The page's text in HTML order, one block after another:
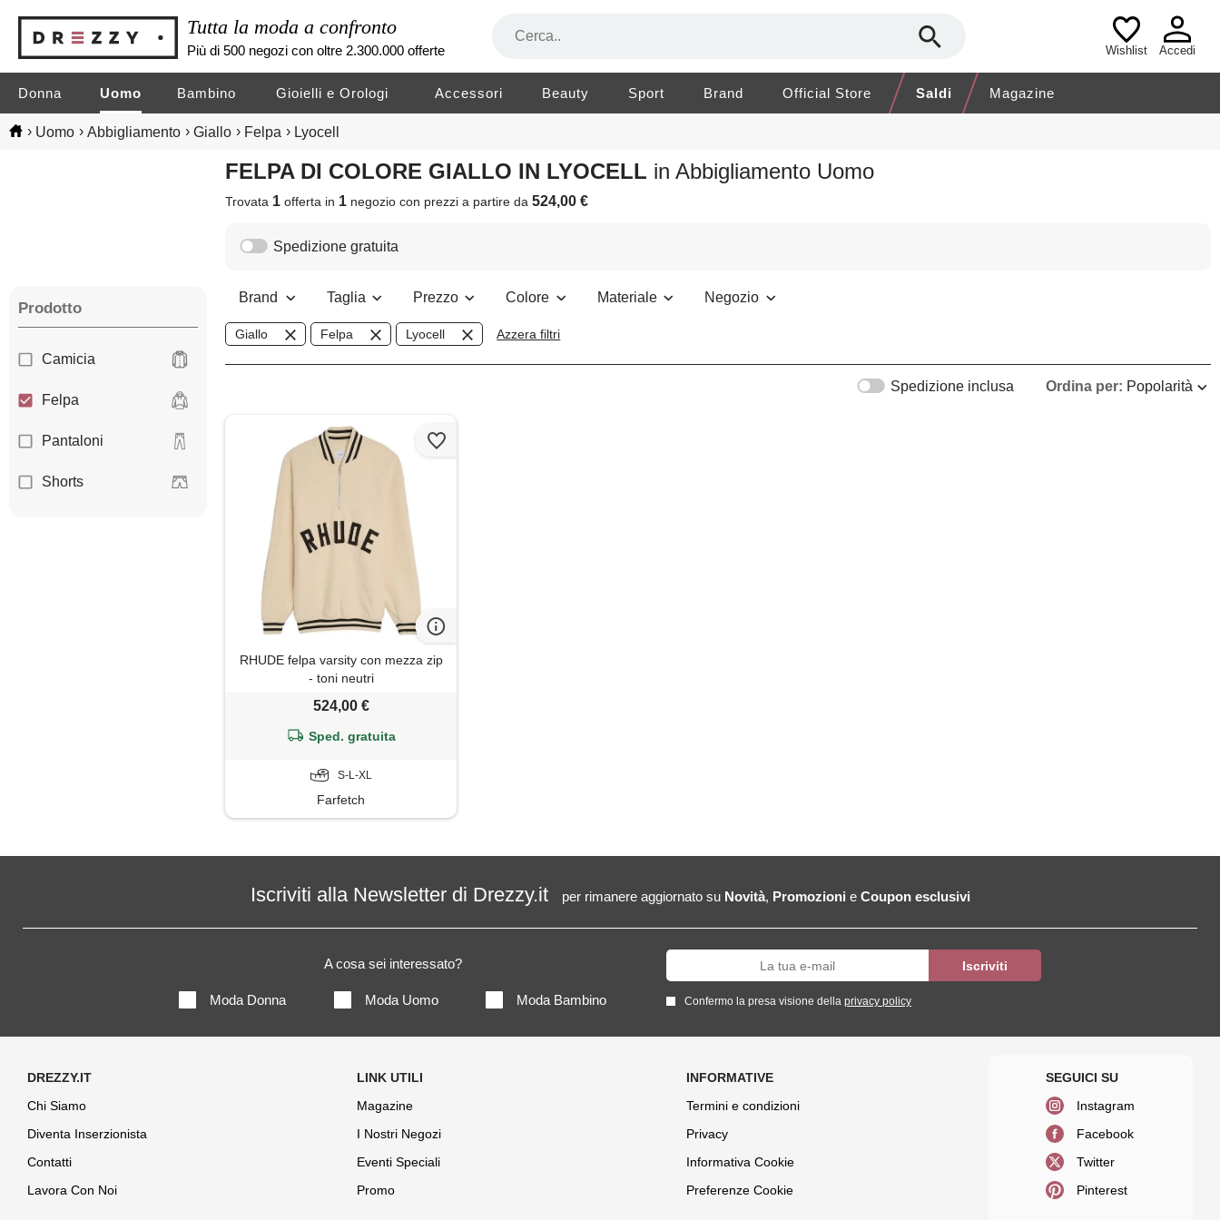
Tutta la moda a confronto
Più di 500 negozi con oltre 2.300.000 offerte Wishlist Accedi
Donna Uomo Bambino Gioielli e Orologi Accessori Beauty Sport Brand Official Store Saldi Magazine
› Uomo › Abbigliamento › Giallo › Felpa › Lyocell
FELPA DI COLORE GIALLO IN LYOCELL in Abbigliamento Uomo
Trovata 1 offerta in 1 negoziocon prezzi a partire da524,00 €
Prodotto
Camicia
Felpa
Pantaloni
Shorts
Spedizione gratuita
Brand Taglia Prezzo Colore Materiale Negozio
Giallo Felpa Lyocell Azzera filtri
Ordina per: Popolarità
Spedizione inclusa
RHUDE felpa varsity con mezza zip
- toni neutri
524,00 €
Sped. gratuita
S-L-XL
Farfetch
Iscriviti alla Newsletter di Drezzy.it per rimanere aggiornato su Novità, Promozioni e Coupon esclusivi
A cosa sei interessato?
Moda Donna Moda Uomo Moda Bambino Confermo la presa visione della privacy policy
Chi Siamo
Diventa Inserzionista
Contatti
Lavora Con Noi
Magazine
I Nostri Negozi
Eventi Speciali
Promo
Termini e condizioni
Privacy
Informativa Cookie
Preferenze Cookie
Instagram
Facebook
Twitter
Pinterest